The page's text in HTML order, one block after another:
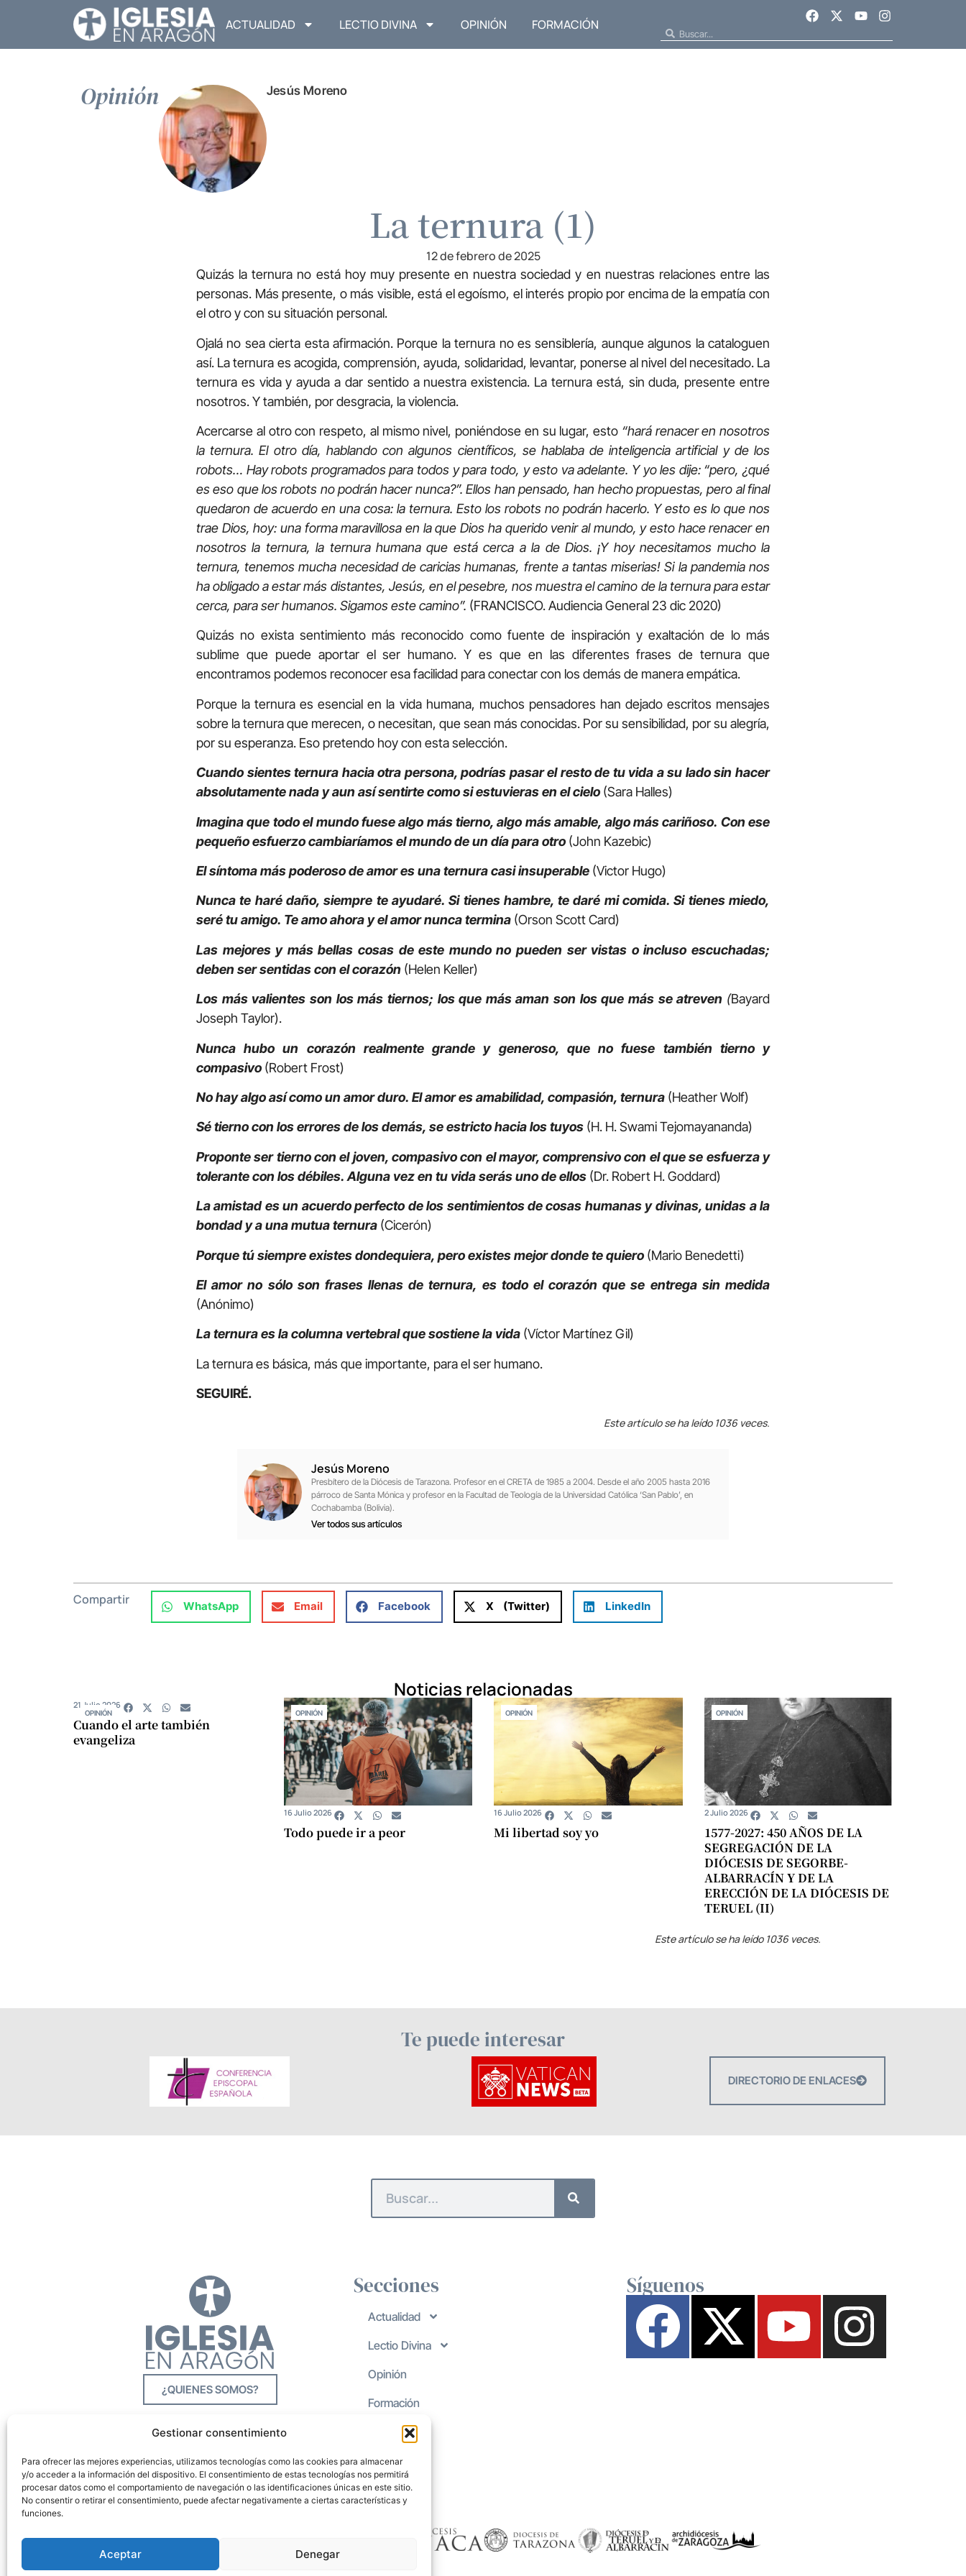
Gestionar consentimiento
Para ofrecer las mejores experiencias, utilizamos tecnologías como las cookies para almacenar
y/o acceder a la información del dispositivo. El consentimiento de estas tecnologías nos permitirá
procesar datos como el comportamiento de navegación o las identificaciones únicas en este sitio.
No consentir o retirar el consentimiento, puede afectar negativamente a ciertas características y
funciones.
Aceptar Denegar
ACTUALIDAD LECTIO DIVINA OPINIÓN FORMACIÓN
Opinión Jesús Moreno
La ternura (1)
12 de febrero de 2025
Quizás la ternura no está hoy muy presente en nuestra sociedad y en nuestras relaciones entre las
personas. Más presente, o más visible, está el egoísmo, el interés propio por encima de la empatía con
el otro y con su situación personal.
Ojalá no sea cierta esta afirmación. Porque la ternura no es sensiblería, aunque algunos la cataloguen
así. La ternura es acogida, comprensión, ayuda, solidaridad, levantar, ponerse al nivel del necesitado. La
ternura es vida y ayuda a dar sentido a nuestra existencia. La ternura está, sin duda, presente entre
nosotros. Y también, por desgracia, la violencia.
Acercarse al otro con respeto, al mismo nivel, poniéndose en su lugar, esto “hará renacer en nosotros
la ternura. El otro día, hablando con algunos científicos, se hablaba de inteligencia artificial y de los
robots… Hay robots programados para todos y para todo, y esto va adelante. Y yo les dije: “pero, ¿qué
es eso que los robots no podrán hacer nunca?”. Ellos han pensado, han hecho propuestas, pero al final
quedaron de acuerdo en una cosa: la ternura. Esto los robots no podrán hacerlo. Y esto es lo que nos
trae Dios, hoy: una forma maravillosa en la que Dios ha querido venir al mundo, y esto hace renacer en
nosotros la ternura, la ternura humana que está cerca a la de Dios. ¡Y hoy necesitamos mucho la
ternura, tenemos mucha necesidad de caricias humanas, frente a tantas miserias! Si la pandemia nos
ha obligado a estar más distantes, Jesús, en el pesebre, nos muestra el camino de la ternura para estar
cerca, para ser humanos. Sigamos este camino”. (FRANCISCO. Audiencia General 23 dic 2020)
Quizás no exista sentimiento más reconocido como fuente de inspiración y exaltación de lo más
sublime que puede aportar el ser humano. Y es que en las diferentes frases de ternura que
encontramos podemos reconocer esa facilidad para conectar con los demás de manera empática.
Porque la ternura es esencial en la vida humana, muchos pensadores han dejado escritos mensajes
sobre la ternura que merecen, o necesitan, que sean más conocidas. Por su sensibilidad, por su alegría,
por su esperanza. Eso pretendo hoy con esta selección.
Cuando sientes ternura hacia otra persona, podrías pasar el resto de tu vida a su lado sin hacer
absolutamente nada y aun así sentirte como si estuvieras en el cielo (Sara Halles)
Imagina que todo el mundo fuese algo más tierno, algo más amable, algo más cariñoso. Con ese
pequeño esfuerzo cambiaríamos el mundo de un día para otro (John Kazebic)
El síntoma más poderoso de amor es una ternura casi insuperable (Victor Hugo)
Nunca te haré daño, siempre te ayudaré. Si tienes hambre, te daré mi comida. Si tienes miedo,
seré tu amigo. Te amo ahora y el amor nunca termina (Orson Scott Card)
Las mejores y más bellas cosas de este mundo no pueden ser vistas o incluso escuchadas;
deben ser sentidas con el corazón (Helen Keller)
Los más valientes son los más tiernos; los que más aman son los que más se atreven (Bayard
Joseph Taylor).
Nunca hubo un corazón realmente grande y generoso, que no fuese también tierno y
compasivo (Robert Frost)
No hay algo así como un amor duro. El amor es amabilidad, compasión, ternura (Heather Wolf)
Sé tierno con los errores de los demás, se estricto hacia los tuyos (H. H. Swami Tejomayananda)
Proponte ser tierno con el joven, compasivo con el mayor, comprensivo con el que se esfuerza y
tolerante con los débiles. Alguna vez en tu vida serás uno de ellos (Dr. Robert H. Goddard)
La amistad es un acuerdo perfecto de los sentimientos de cosas humanas y divinas, unidas a la
bondad y a una mutua ternura (Cicerón)
Porque tú siempre existes dondequiera, pero existes mejor donde te quiero (Mario Benedetti)
El amor no sólo son frases llenas de ternura, es todo el corazón que se entrega sin medida
(Anónimo)
La ternura es la columna vertebral que sostiene la vida (Víctor Martínez Gil)
La ternura es básica, más que importante, para el ser humano.
SEGUIRÉ.
Este artículo se ha leído 1036 veces.
Jesús Moreno
Presbítero de la Diócesis de Tarazona. Profesor en el CRETA de 1985 a 2004. Desde el año 2005 hasta 2016
párroco de Santa Mónica y profesor en la Facultad de Teología de la Universidad Católica ‘San Pablo’, en
Cochabamba (Bolivia).
Ver todos sus artículos
Compartir WhatsApp Email Facebook X (Twitter) LinkedIn
Noticias relacionadas
OPINIÓN
Cuando el arte también
evangeliza
21 Julio 2026
OPINIÓN
Todo puede ir a peor
16 Julio 2026
OPINIÓN
Mi libertad soy yo
16 Julio 2026
OPINIÓN
1577-2027: 450 AÑOS DE LA
SEGREGACIÓN DE LA
DIÓCESIS DE SEGORBE-
ALBARRACÍN Y DE LA
ERECCIÓN DE LA DIÓCESIS DE
TERUEL (II)
2 Julio 2026
Este artículo se ha leído 1036 veces.
Te puede interesar
DIRECTORIO DE ENLACES
¿QUIENES SOMOS?
Secciones
Actualidad
Lectio Divina
Opinión
Formación
Síguenos